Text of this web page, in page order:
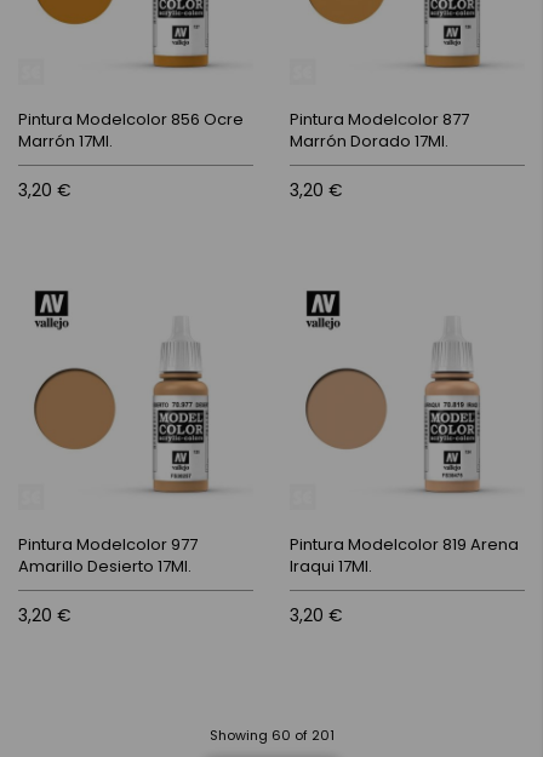
Pintura Modelcolor 856 Ocre
Marrón 17Ml.
3,20 €
Pintura Modelcolor 877
Marrón Dorado 17Ml.
3,20 €
Pintura Modelcolor 977
Amarillo Desierto 17Ml.
3,20 €
Pintura Modelcolor 819 Arena
Iraqui 17Ml.
3,20 €
Showing 60 of 201